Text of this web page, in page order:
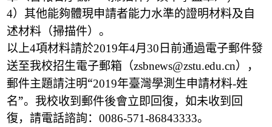
4）其他能夠體現申請者能力水準的證明材料及自
述材料（掃描件）。
以上4項材料請於2019年4月30日前通過電子郵件發
送至我校招生電子郵箱（zsbnews@zstu.edu.cn），
郵件主題請注明“2019年臺灣學測生申請材料-姓
名”。我校收到郵件後會立即回復，如未收到回
復，請電話諮詢：0086-571-86843333。